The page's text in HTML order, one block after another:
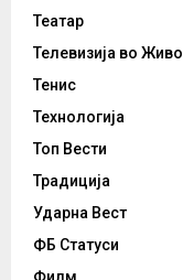
Театар
Телевизија во Живо
Тенис
Технологија
Топ Вести
Традиција
Ударна Вест
ФБ Статуси